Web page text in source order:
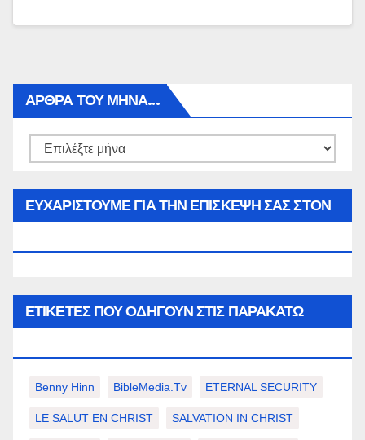
ΑΡΘΡΑ ΤΟΥ ΜΉΝΑ…
Αρθρα
ΕΥΧΑΡΙΣΤΟΥΜΕ ΓΙΑ ΤΗΝ ΕΠΙΣΚΕΨΗ ΣΑΣ ΣΤΟΝ
ΕΤΙΚΈΤΕΣ ΠΟΥ ΟΔΗΓΟΎΝ ΣΤΙΣ ΠΑΡΑΚΆΤΩ
Benny Hinn BibleMedia.tv ETERNAL SECURITY
LE SALUT EN CHRIST SALVATION IN CHRIST